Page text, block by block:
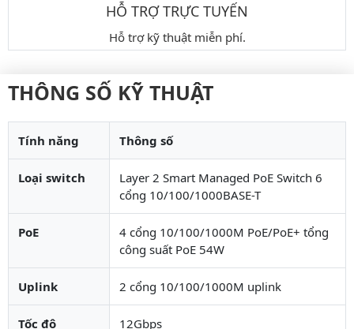
HỖ TRỢ TRỰC TUYẾN
Hỗ trợ kỹ thuật miễn phí.
THÔNG SỐ KỸ THUẬT
Tính năng Thông số
Loại switch
Layer 2 Smart Managed PoE Switch 6
cổng 10/100/1000BASE-T
PoE
4 cổng 10/100/1000M PoE/PoE+ tổng
công suất PoE 54W
Uplink 2 cổng 10/100/1000M uplink
Tốc độ
12Gbps